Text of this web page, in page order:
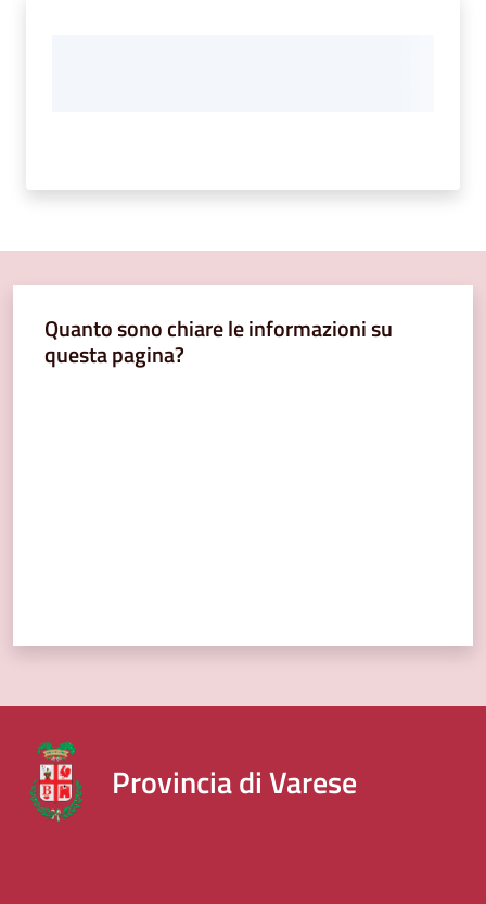
Quanto sono chiare le informazioni su
questa pagina?
Provincia di Varese